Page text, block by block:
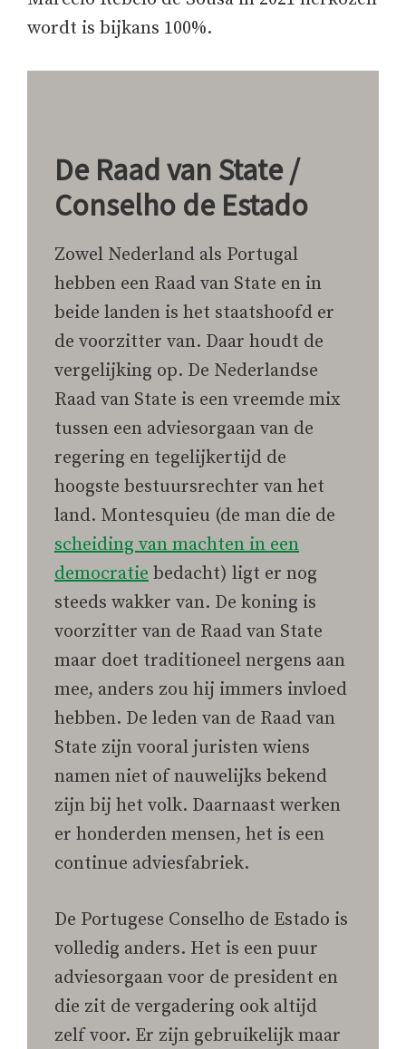
wordt is bijkans 100%.
De Raad van State /
Conselho de Estado
Zowel Nederland als Portugal
hebben een Raad van State en in
beide landen is het staatshoofd er
de voorzitter van. Daar houdt de
vergelijking op. De Nederlandse
Raad van State is een vreemde mix
tussen een adviesorgaan van de
regering en tegelijkertijd de
hoogste bestuursrechter van het
land. Montesquieu (de man die de
scheiding van machten in een
democratie bedacht) ligt er nog
steeds wakker van. De koning is
voorzitter van de Raad van State
maar doet traditioneel nergens aan
mee, anders zou hij immers invloed
hebben. De leden van de Raad van
State zijn vooral juristen wiens
namen niet of nauwelijks bekend
zijn bij het volk. Daarnaast werken
er honderden mensen, het is een
continue adviesfabriek.
De Portugese Conselho de Estado is
volledig anders. Het is een puur
adviesorgaan voor de president en
die zit de vergadering ook altijd
zelf voor. Er zijn gebruikelijk maar